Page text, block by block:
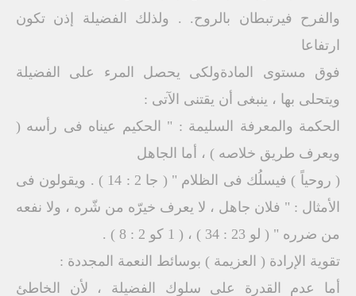
والفرح فيرتبطان بالروح. . ولذلك الفضيلة إذن تكون
ارتفاعا
فوق مستوى المادةولكى يحصل المرء على الفضيلة
ويتحلى بها ، ينبغى أن يقتنى الآتى :
الحكمة والمعرفة السليمة : " الحكيم عيناه فى رأسه (
ويعرف طريق خلاصه ) ، أما الجاهل
( روحياً ) فيسلُك فى الظلام " ( جا 2 : 14 ) . ويقولون فى
الأمثال : " فلان جاهل ، لا يعرف خيرّه من شّره ، ولا نفعه
من ضرره " ( لو 23 : 34 ) ، ( 1 كو 2 : 8 ) .
تقوية الإرادة ( العزيمة ) بوسائط النعمة المجددة :
أما عدم القدرة على سلوك الفضيلة ، لأن الخاطئ